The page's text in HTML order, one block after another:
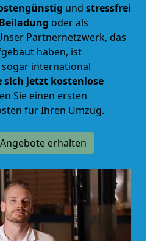
und stressfrei
Beiladung oder als
Partnernetzwerk, das
haben, ist
international
sich jetzt kostenlose
Sie einen ersten
für Ihren Umzug.
erhalten